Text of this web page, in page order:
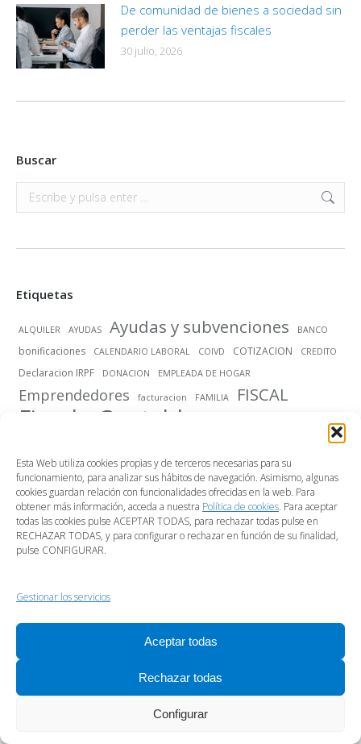
Esta Web utiliza cookies propias y de terceros necesarias para su
funcionamiento, para analizar sus hábitos de navegación. Asimismo, algunas
cookies guardan relación con funcionalidades ofrecidas en la web. Para
obtener más información, acceda a nuestra Política de cookies. Para aceptar
todas las cookies pulse ACEPTAR TODAS, para rechazar todas pulse en
RECHAZAR TODAS, y para configurar o rechazar en función de su finalidad,
pulse CONFIGURAR.
Gestionar los servicios
Aceptar todas
Rechazar todas
Configurar
De comunidad de bienes a sociedad sin
perder las ventajas fiscales
30 julio, 2026
Buscar
Buscar:
Etiquetas
ALQUILER AYUDAS Ayudas y subvenciones BANCO
bonificaciones CALENDARIO LABORAL COIVD COTIZACION CREDITO
Declaracion IRPF DONACION EMPLEADA DE HOGAR
Emprendedores facturacion FAMILIA FISCAL
Fiscal - Contable
Jurídico laboral
Laboral y Seguridad Social
Mercantil Modelo 303 modelo 347
MODELO 720
Normativa
OBLIGACIONES FISCALES 2023
PLATAFORMAS DIGITALES
TRIBUTAR
VIVIENDA